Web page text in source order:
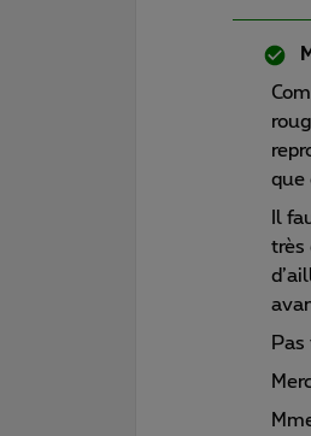
que
Il
très